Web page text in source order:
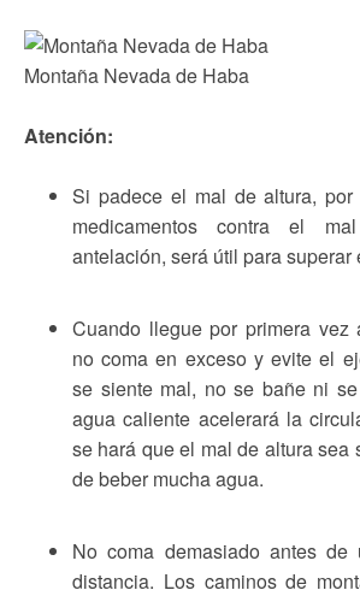
Montaña Nevada de Haba
Atención:
Si padece el mal de altura, por
medicamentos contra el
antelación, será útil para superar
Cuando llegue por primera vez
no coma en exceso y evite el
se siente mal, no se bañe ni
agua caliente acelerará la
se hará que el mal de altura sea
de beber mucha agua.
No coma demasiado antes
distancia. Los caminos de